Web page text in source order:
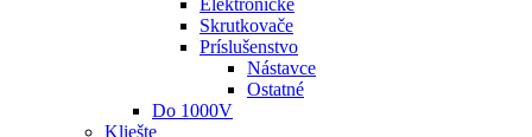
Elektronické
Skrutkovače
Príslušenstvo
Nástavce
Ostatné
Do 1000V
Kliešte